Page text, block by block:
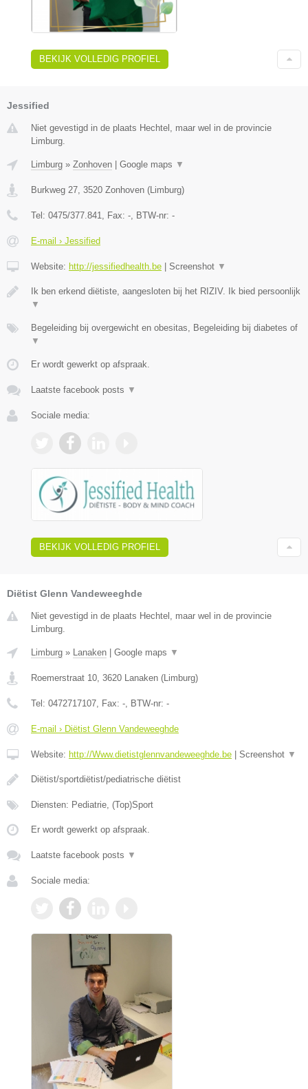
BEKIJK VOLLEDIG PROFIEL
Jessified
Niet gevestigd in de plaats Hechtel, maar wel in de provincie
Limburg.
Limburg » Zonhoven | Google maps ▼
Burkweg 27 3520 Zonhoven (Limburg)
Tel: 0475/377.841 , Fax: - , BTW-nr: -
E-mail › Jessified
Website: http://jessifiedhealth.be | Screenshot ▼
Ik ben erkend diëtiste, aangesloten bij het RIZIV. Ik bied persoonlijk
▼
Begeleiding bij overgewicht en obesitas, Begeleiding bij diabetes of
▼
Er wordt gewerkt op afspraak.
Laatste facebook posts ▼
Sociale media:
BEKIJK VOLLEDIG PROFIEL
Diëtist Glenn Vandeweeghde
Niet gevestigd in de plaats Hechtel, maar wel in de provincie
Limburg.
Limburg » Lanaken Google maps ▼
Roemerstraat 10, 3620 Lanaken (Limburg)
Tel: 0472717107, Fax: -, BTW-nr: -
E-mail › Diëtist Glenn Vandeweeghde
Website: http://Www.dietistglennvandeweeghde.be Screenshot ▼
Diëtist/sportdiëtist/pediatrische diëtist
Diensten: Pediatrie, (Top)Sport
Er wordt gewerkt op afspraak.
Laatste facebook posts ▼
Sociale media: